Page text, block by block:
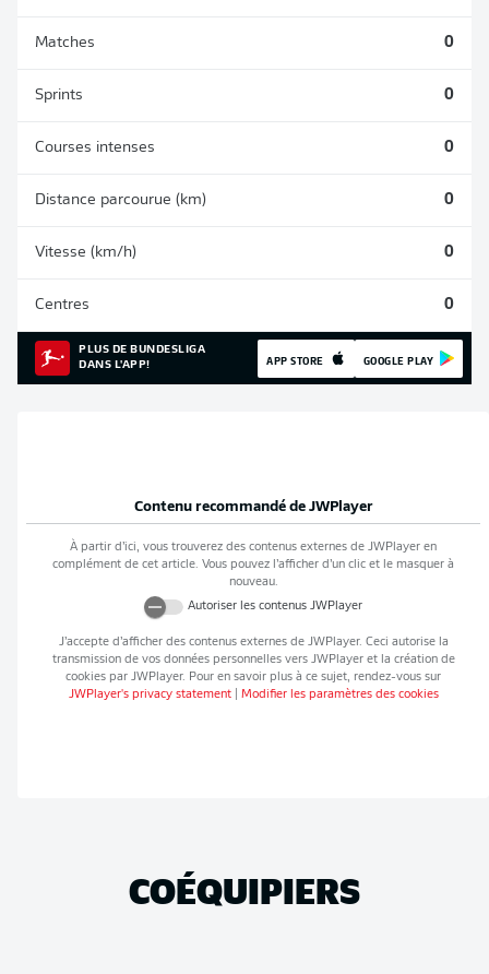
Matches 0
Sprints 0
Courses intenses 0
Distance parcourue (km) 0
Vitesse (km/h) 0
Centres 0
PLUS DE BUNDESLIGA
DANS L'APP!
APP STORE GOOGLE PLAY
Contenu recommandé de JWPlayer
À partir d’ici, vous trouverez des contenus externes de JWPlayer en
complément de cet article. Vous pouvez l’afficher d’un clic et le masquer à
nouveau.
Autoriser les contenus JWPlayer
J’accepte d’afficher des contenus externes de JWPlayer. Ceci autorise la
transmission de vos données personnelles vers JWPlayeret la création de
cookies par JWPlayer. Pour en savoir plus à ce sujet, rendez-vous sur
JWPlayer's privacy statement| Modifier les paramètres des cookies
COÉQUIPIERS